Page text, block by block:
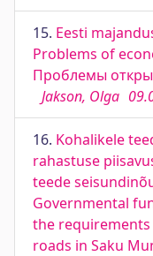
15. Eesti
Problems of
Проблемы
Jakson, Olga
16. Kohalikele
rahastuse
teede
Governmental
the
roads in Saku